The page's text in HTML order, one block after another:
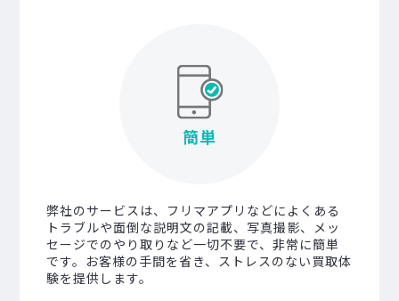
簡単
弊社のサービスは、フリマアプリなどによくある
トラブルや面倒な説明文の記載、写真撮影、メッ
セージでのやり取りなど一切不要で、非常に簡単
です。お客様の手間を省き、ストレスのない買取体
験を提供します。